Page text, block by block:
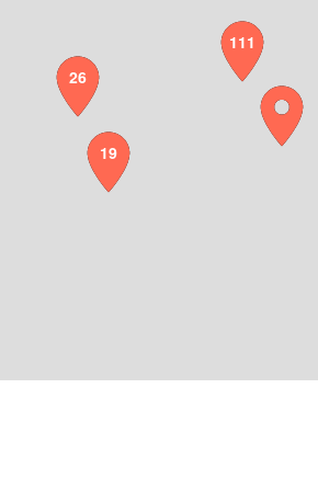
111
19
26